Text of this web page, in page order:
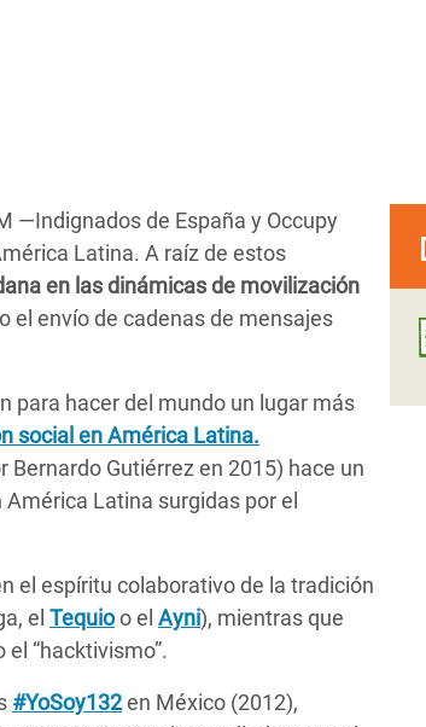
—Indignados de España y Occupy
Latina. A raíz de estos
en las dinámicas de movilización
el envío de cadenas de mensajes
para hacer del mundo un lugar más
social en América Latina.
Gutiérrez en 2015) hace un
Latina surgidas por el
el espíritu colaborativo de la tradición
el Tequioo el Ayni), mientras que
“hacktivismo”.
#YoSoy132en México (2012),